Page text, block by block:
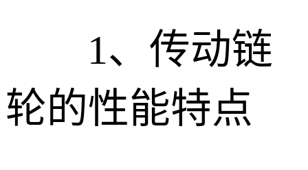
1、 传动链
轮的性能特点